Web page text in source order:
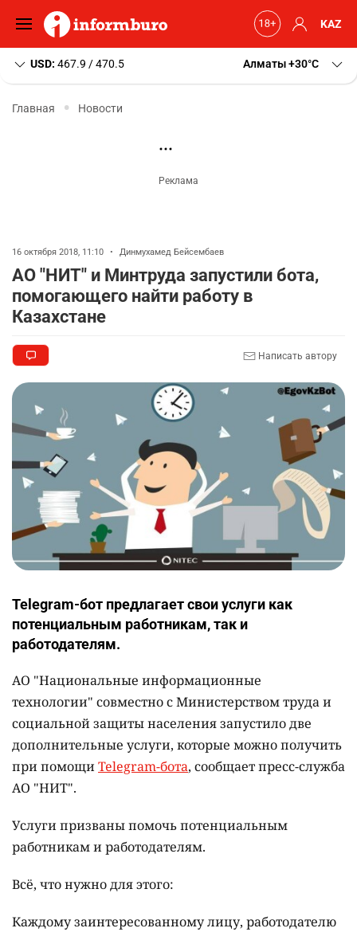
KAZ
USD: 467.9 / 470.5 Алматы+30 C
Главная Новости
16 октября 2018, 11:10 • Динмухамед Бейсембаев
АО "НИТ" и Минтруда запустили бота,
помогающего найти работу в
Казахстане
Написать автору
Telegram-бот предлагает свои услуги как
потенциальным работникам, так и
работодателям.
АО "Национальные информационные
технологии" совместно с Министерством труда и
социальной защиты населения запустило две
дополнительные услуги, которые можно получить
при помощиTelegram-бота, сообщает пресс-служба
АО "НИТ".
Услуги призваны помочь потенциальным
работникам и работодателям.
Всё, что нужно для этого:
Каждому заинтересованному лицу, работодателю